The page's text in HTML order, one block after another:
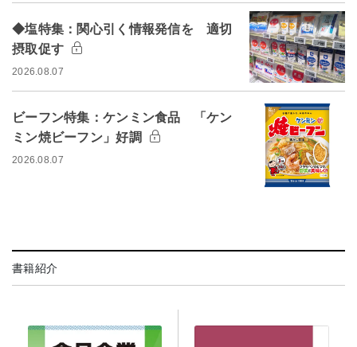
◆塩特集：関心引く情報発信を 適切
摂取促す
2026.08.07
ビーフン特集：ケンミン食品 「ケン
ミン焼ビーフン」好調
2026.08.07
書籍紹介